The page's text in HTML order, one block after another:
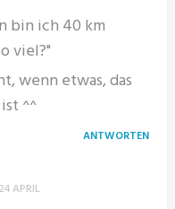
bin ich 40 km
viel?"
wenn etwas, das
^^
ANTWORTEN
24 APRIL